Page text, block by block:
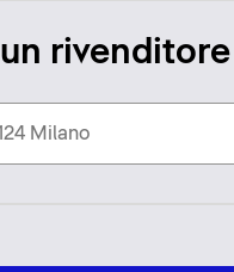
rivenditore